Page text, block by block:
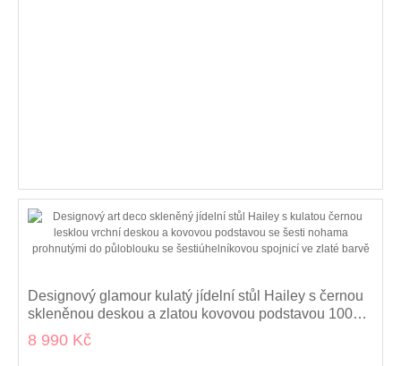
Designový glamour kulatý jídelní stůl Hailey s černou
skleněnou deskou a zlatou kovovou podstavou 100
cm
8 990 Kč